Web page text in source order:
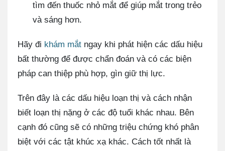
tìm đến thuốc nhỏ mắt để giúp mắt trong trẻo
và sáng hơn.
Hãy đi khám mắt ngay khi phát hiện các dấu hiệu
bất thường để được chẩn đoán và có các biện
pháp can thiệp phù hợp, gìn giữ thị lực.
Trên đây là các dấu hiệu loạn thị và cách nhận
biết loạn thị nặng ở các độ tuổi khác nhau. Bên
cạnh đó cũng sẽ có những triệu chứng khó phân
biệt với các tật khúc xạ khác. Cách tốt nhất là